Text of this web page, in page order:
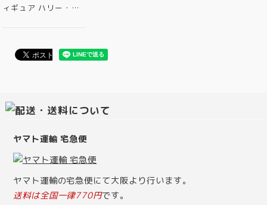
ィギュア ハリー・…
ヤマト運輸 宅急便
ヤマト運輸の宅急便にて大阪より行います。
送料は全国一律770円です。